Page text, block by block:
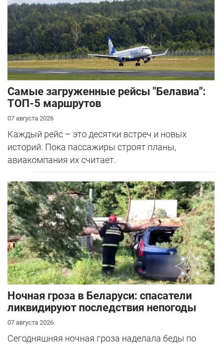
Самые загруженные рейсы "Белавиа":
ТОП-5 маршрутов
07 августа 2026
Каждый рейс – это десятки встреч и новых
историй. Пока пассажиры строят планы,
авиакомпания их считает.
Ночная гроза в Беларуси: спасатели
ликвидируют последствия непогоды
07 августа 2026
Сегодняшняя ночная гроза наделала беды по